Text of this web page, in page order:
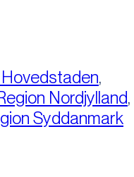
,
Nordjylland,
Syddanmark